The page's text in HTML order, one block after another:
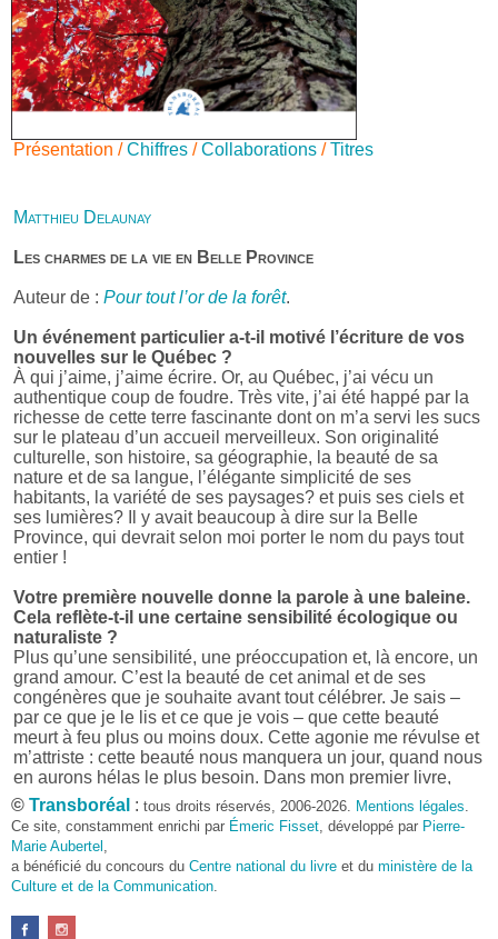
Présentation /Chiffres /Collaborations /Titres
Matthieu Delaunay
Les charmes de la vie en Belle Province
Auteur de : Pour tout l’or de la forêt.
Un événement particulier a-t-il motivé l’écriture de vos
nouvelles sur le Québec ?
À qui j’aime, j’aime écrire. Or, au Québec, j’ai vécu un
authentique coup de foudre. Très vite, j’ai été happé par la
richesse de cette terre fascinante dont on m’a servi les sucs
sur le plateau d’un accueil merveilleux. Son originalité
culturelle, son histoire, sa géographie, la beauté de sa
nature et de sa langue, l’élégante simplicité de ses
habitants, la variété de ses paysages? et puis ses ciels et
ses lumières? Il y avait beaucoup à dire sur la Belle
Province, qui devrait selon moi porter le nom du pays tout
entier !
Votre première nouvelle donne la parole à une baleine.
Cela reflète-t-il une certaine sensibilité écologique ou
naturaliste ?
Plus qu’une sensibilité, une préoccupation et, là encore, un
grand amour. C’est la beauté de cet animal et de ses
congénères que je souhaite avant tout célébrer. Je sais –
par ce que je le lis et ce que je vois – que cette beauté
meurt à feu plus ou moins doux. Cette agonie me révulse et
m’attriste : cette beauté nous manquera un jour, quand nous
en aurons hélas le plus besoin. Dans mon premier livre,
j’avais pris goût à me mettre dans la peau d’une bête. Outre
l’intérêt de l’exercice littéraire, il me semble que cela peut
être un bon moyen pour transmettre certains messages.
Pourquoi avoir choisi le format des nouvelles plutôt
qu’un autre ?
D’abord parce que j’aime (décidément!) en lire !
© Transboréal : tous droits réservés, 2006-2026. Mentions légales
Ce site, constamment enrichi par Émeric Fisset , développé par Pierre-
Marie Aubertel
a bénéficié du concours du Centre national du livre et du ministère de la
Culture et de la Communication